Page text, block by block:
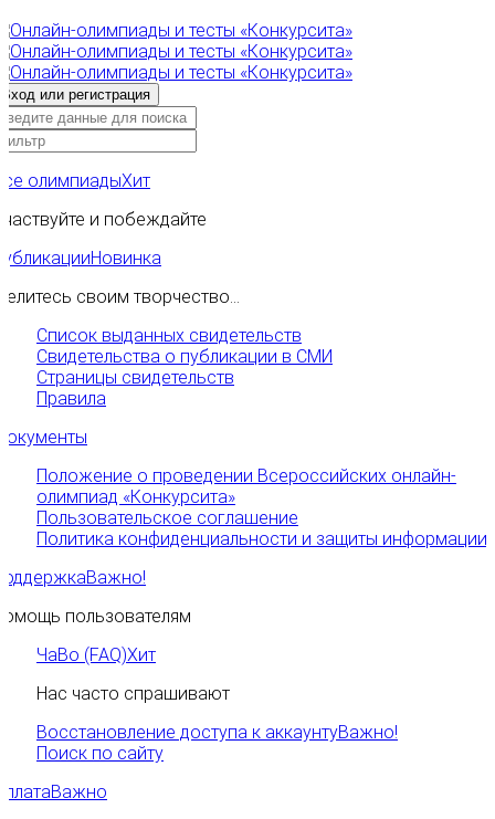
олимпиадыХит
и побеждайте
Новинка
своим творчество...
Список выданных свидетельств
Свидетельства о публикации в СМИ
Страницы свидетельств
Правила
Положение о проведении Всероссийских онлайн-
олимпиад «Конкурсита»
Пользовательское соглашение
Политика конфиденциальности и защиты информации
Важно!
пользователям
ЧаВо (FAQ)Хит
Нас часто спрашивают
Восстановление доступа к аккаунтуВажно!
Поиск по сайту
Важно